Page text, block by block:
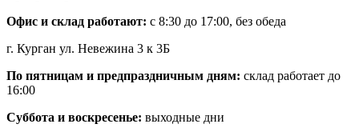
Офис и склад работают: с 8:30 до 17:00, без обеда
г. Курган ул. Невежина 3 к 3Б
По пятницам и предпраздничным дням: склад работает до
16:00
Суббота и воскресенье: выходные дни